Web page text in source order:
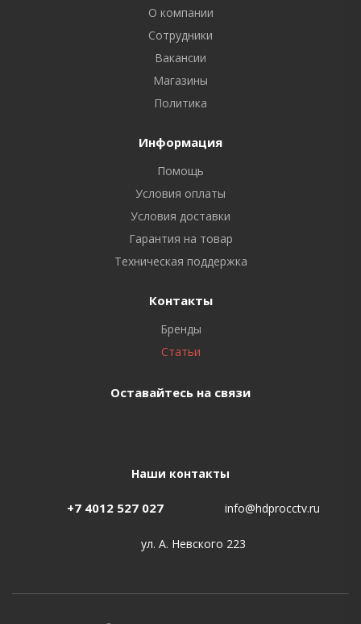
О компании
Сотрудники
Вакансии
Магазины
Политика
Информация
Помощь
Условия оплаты
Условия доставки
Гарантия на товар
Техническая поддержка
Контакты
Бренды
Статьи
Оставайтесь на связи
Наши контакты
+7 4012 527 027 info@hdprocctv.ru
ул. А. Невского 223